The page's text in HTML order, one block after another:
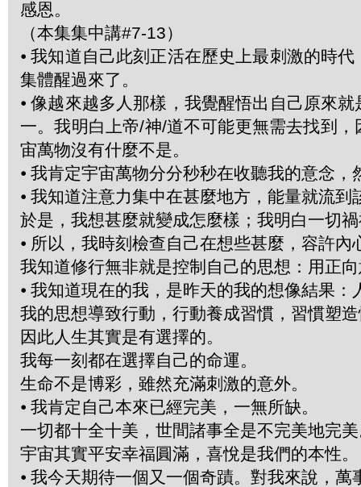
感恩。
（本集集中講#7-13）
⦁ 我知道自己此刻正活在歷史上最刺激的時
集體醒過來了。
⦁ 像越來越多人那樣，我覺醒悟出自己原來
一。我明白上帝/神/道不可能更無需去找到
宙萬物沒有什麼不是。
⦁ 我肯定宇宙萬物分分秒秒在收聽我的意念
⦁ 我知道注意力集中在甚麼地方，能量就流到
於是，我想甚麼就變成怎麼樣；我明白一切
⦁ 所以，我時刻檢查自己在想些甚麼，容許內
我知道修行無非就是控制自己的思想：用正
⦁ 我知道現在的我，是昨天的我的想像結果
我的思想導致行動，行動養成習慣，習慣塑
因此人生其實是有選擇的。
我每一刻都在選擇自己的命運。
生命不是博彩，雖然充滿刺激的意外。
⦁ 我肯定自己本來已經完美，一無所缺。
一切都十全十美，世間諸事全是不完美地完
宇宙其實平安幸福圓滿，喜悅是我們的本性
⦁ 我今天期待一個又一個奇蹟。對我來說，